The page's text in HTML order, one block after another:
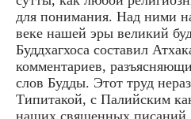
для понимания. Над ними
веке нашей эры великий
Буддхагхоса составил
комментариев,
слов Будды. Этот труд
Типитакой, с Палийским
наших священных